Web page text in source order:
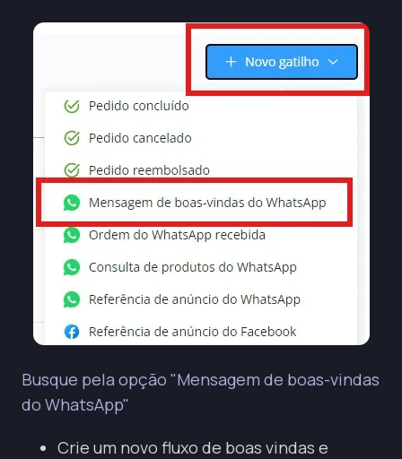
Busque pela opção "Mensagem de boas-vindas
do WhatsApp"
Crie um novo fluxo de boas vindas e